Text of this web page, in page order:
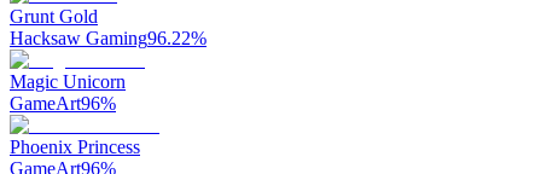
Grunt Gold
Hacksaw Gaming96.22%
Magic Unicorn
GameArt96%
Phoenix Princess
GameArt96%